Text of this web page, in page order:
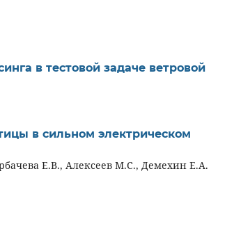
в тестовой задаче ветровой
в сильном электрическом
Е.В., Алексеев М.С., Демехин Е.А.